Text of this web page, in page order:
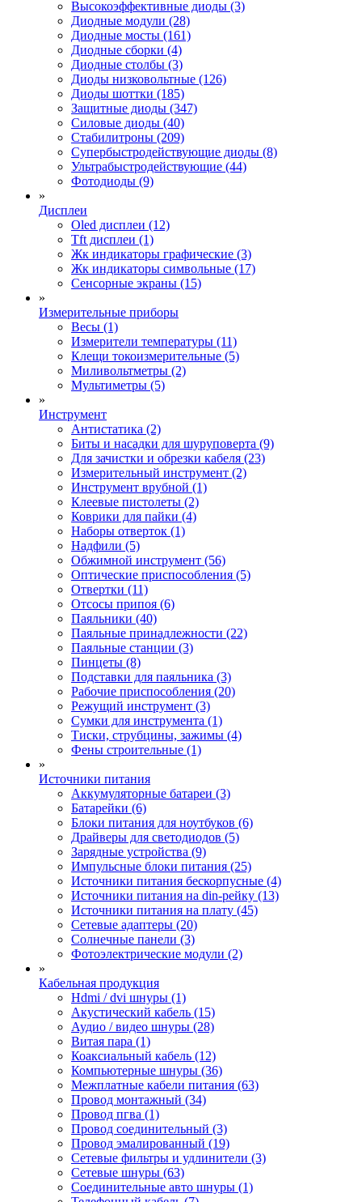
Высокоэффективные диоды (3)
Диодные модули (28)
Диодные мосты (161)
Диодные сборки (4)
Диодные столбы (3)
Диоды низковольтные (126)
Диоды шоттки (185)
Защитные диоды (347)
Силовые диоды (40)
Стабилитроны (209)
Супербыстродействующие диоды (8)
Ультрабыстродействующие (44)
Фотодиоды (9)
»
Дисплеи
Oled дисплеи (12)
Tft дисплеи (1)
Жк индикаторы графические (3)
Жк индикаторы символьные (17)
Сенсорные экраны (15)
»
Измерительные приборы
Весы (1)
Измерители температуры (11)
Клещи токоизмерительные (5)
Миливольтметры (2)
Мультиметры (5)
»
Инструмент
Антистатика (2)
Биты и насадки для шуруповерта (9)
Для зачистки и обрезки кабеля (23)
Измерительный инструмент (2)
Инструмент врубной (1)
Клеевые пистолеты (2)
Коврики для пайки (4)
Наборы отверток (1)
Надфили (5)
Обжимной инструмент (56)
Оптические приспособления (5)
Отвертки (11)
Отсосы припоя (6)
Паяльники (40)
Паяльные принадлежности (22)
Паяльные станции (3)
Пинцеты (8)
Подставки для паяльника (3)
Рабочие приспособления (20)
Режущий инструмент (3)
Сумки для инструмента (1)
Тиски, струбцины, зажимы (4)
Фены строительные (1)
»
Источники питания
Аккумуляторные батареи (3)
Батарейки (6)
Блоки питания для ноутбуков (6)
Драйверы для светодиодов (5)
Зарядные устройства (9)
Импульсные блоки питания (25)
Источники питания бескорпусные (4)
Источники питания на din-рейку (13)
Источники питания на плату (45)
Сетевые адаптеры (20)
Солнечные панели (3)
Фотоэлектрические модули (2)
»
Кабельная продукция
Hdmi / dvi шнуры (1)
Акустический кабель (15)
Аудио / видео шнуры (28)
Витая пара (1)
Коаксиальный кабель (12)
Компьютерные шнуры (36)
Межплатные кабели питания (63)
Провод монтажный (34)
Провод пгва (1)
Провод соединительный (3)
Провод эмалированный (19)
Сетевые фильтры и удлинители (3)
Сетевые шнуры (63)
Соединительные авто шнуры (1)